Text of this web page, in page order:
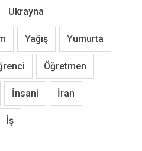
Ukrayna
Yağış Yumurta
Öğretmen
İnsani İran
İş